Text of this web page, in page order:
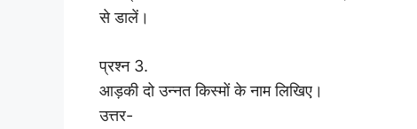
से डालें।
प्रश्न 3.
आड़की दो उन्नत किस्मों के नाम लिखिए।
उत्तर-